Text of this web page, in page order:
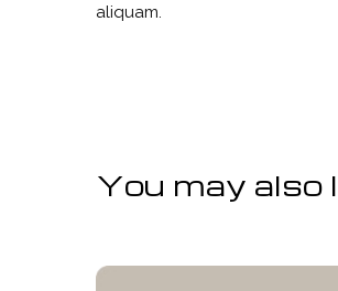
aliquam.
You may also